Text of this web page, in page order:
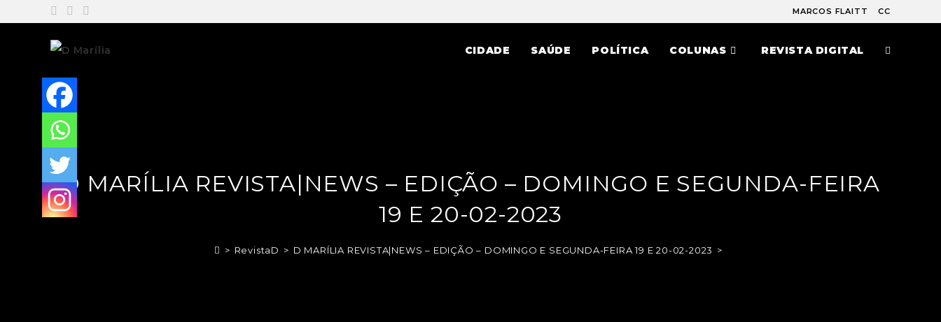
MARCOS FLAITT CC
CIDADE SAÚDE POLÍTICA COLUNAS REVISTA DIGITAL
D MARÍLIA REVISTA|NEWS – EDIÇÃO – DOMINGO E SEGUNDA-FEIRA
19 E 20-02-2023
> RevistaD > D MARÍLIA REVISTA|NEWS – EDIÇÃO – DOMINGO E SEGUNDA-FEIRA 19 E 20-02-2023 >